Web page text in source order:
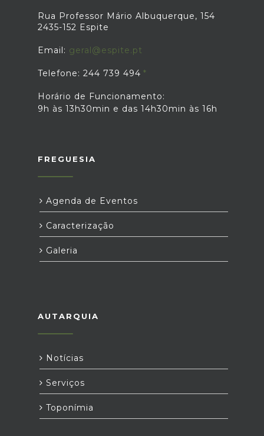
Rua Professor Mário Albuquerque, 154
2435-152 Espite
Email: geral@espite.pt
Telefone: 244 739 494
Horário de Funcionamento:
9h às 13h30min e das 14h30min às 16h
FREGUESIA
Agenda de Eventos
Caracterização
Galeria
AUTARQUIA
Notícias
Serviços
Toponímia